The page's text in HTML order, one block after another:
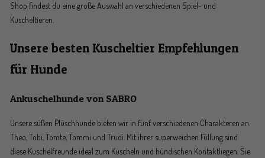
Shop findest du eine große Auswahl an verschiedenen Spiel- und
Kuscheltieren.
Unsere besten Kuscheltier Empfehlungen
für Hunde
Ankuschelhunde von SABRO
Unsere süßen Plüschhunde bieten wir in fünf verschiedenen Charakteren an:
Theo, Tobi, Tomte, Tommi und Trudi. Mit ihrer superweichen Füllung sind
diese Kuschelfreunde ideal zum Kuscheln und hündischen Kontaktliegen. Sie